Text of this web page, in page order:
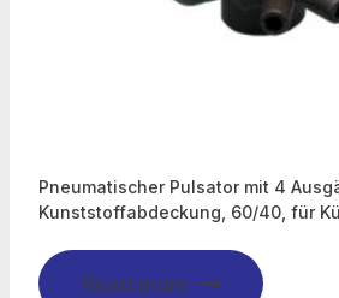
Pneumatischer Pulsator mit 4
Kunststoffabdeckung, 60/40, für
Read more